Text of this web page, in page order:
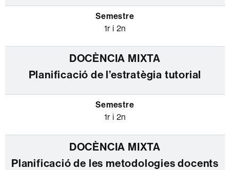
1r i 2n
Planificació de l’estratègia tutorial
1r i 2n
Planificació de les metodologies docents